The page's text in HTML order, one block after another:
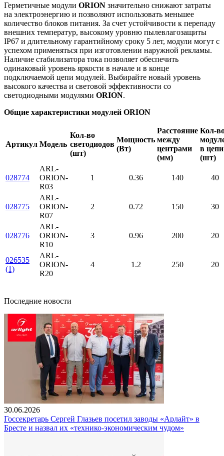
Герметичные модули ORION значительно снижают затраты
на электроэнергию и позволяют использовать меньшее
количество блоков питания. За счет устойчивости к перепаду
внешних температур, высокому уровню пылевлагозащиты
IP67 и длительному гарантийному сроку 5 лет, модули могут с
успехом применяться при изготовлении наружной рекламы.
Наличие стабилизатора тока позволяет обеспечить
одинаковый уровень яркости в начале и в конце
подключаемой цепи модулей. Выбирайте новый уровень
высокого качества и световой эффективности со
светодиодными модулями ORION.
Общие характеристики модулей ORION
Артикул Модель
Кол-во
светодиодов
(шт)
Мощность
(Вт)
Расстояние
между
центрами
(мм)
Кол-
в цепи
(шт)
028774
ARL-
ORION-
R03
1 0.36 140 40
028775
ARL-
ORION-
R07
2 0.72 150 30
028776
ARL-
ORION-
R10
3 0.96 200 20
026535
(1)
ARL-
ORION-
R20
4 1.2 250 20
Последние новости
30.06.2026
Госсекретарь Сергей Глазьев посетил заводы «Арлайт» в
Бресте и назвал их «технико-экономическим чудом»